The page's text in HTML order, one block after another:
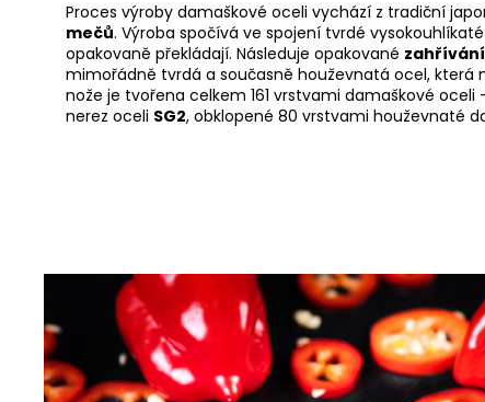
Proces výroby damaškové oceli vychází z tradiční
mečů. Výroba spočívá ve spojení tvrdé
opakovaně překládají. Následuje opakované
mimořádně tvrdá a současně houževnatá ocel, která
nože je tvořena celkem 161 vrstvami damaškové
nerez oceli SG2, obklopené 80 vrstvami houževnaté